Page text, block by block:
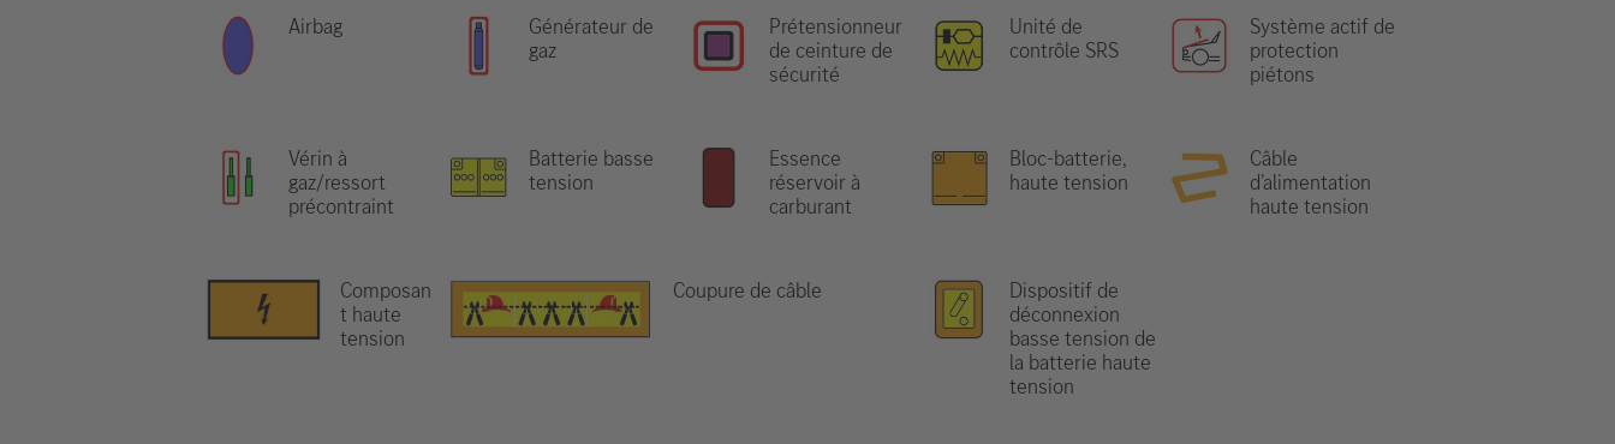
Airbag
Générateur de
gaz
Prétensionneur
de ceinture de
sécurité
Unité de
contrôle SRS
Système actif de
protection
piétons
Vérin à
gaz/ressort
précontraint
Batterie basse
tension
Essence
réservoir à
carburant
Bloc-batterie,
haute tension
Câble
d’alimentation
haute tension
Composan
t haute
tension
Coupure de câble
Dispositif de
déconnexion
basse tension de
la batterie haute
tension